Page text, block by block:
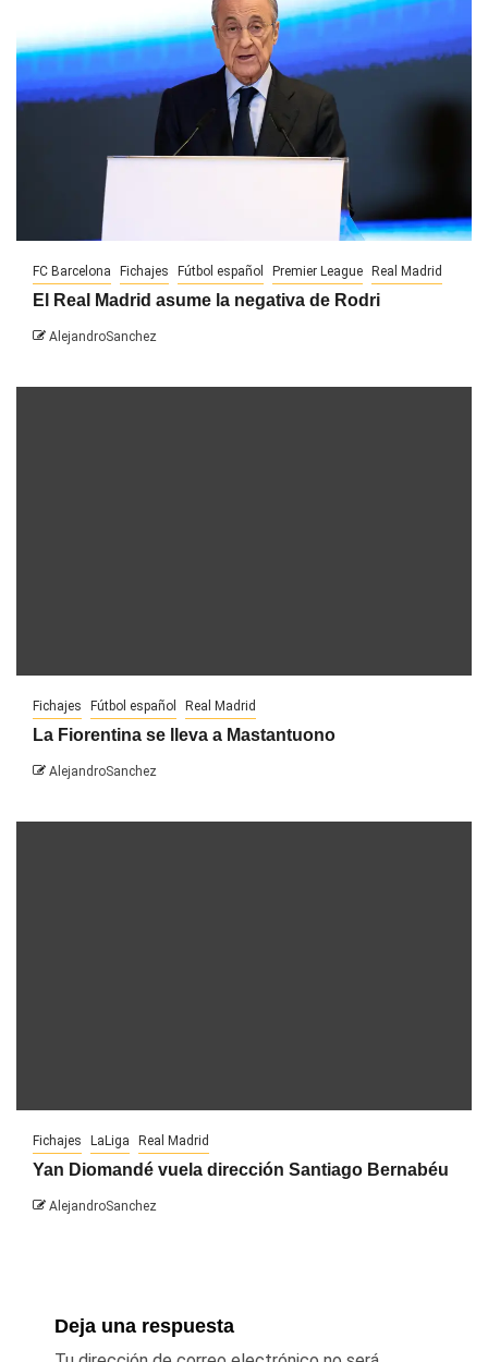
FC Barcelona Fichajes Fútbol español Premier League Real Madrid
El Real Madrid asume la negativa de Rodri
AlejandroSanchez
Fichajes Fútbol español Real Madrid
La Fiorentina se lleva a Mastantuono
AlejandroSanchez
Fichajes LaLiga Real Madrid
Yan Diomandé vuela dirección Santiago Bernabéu
AlejandroSanchez
Deja una respuesta